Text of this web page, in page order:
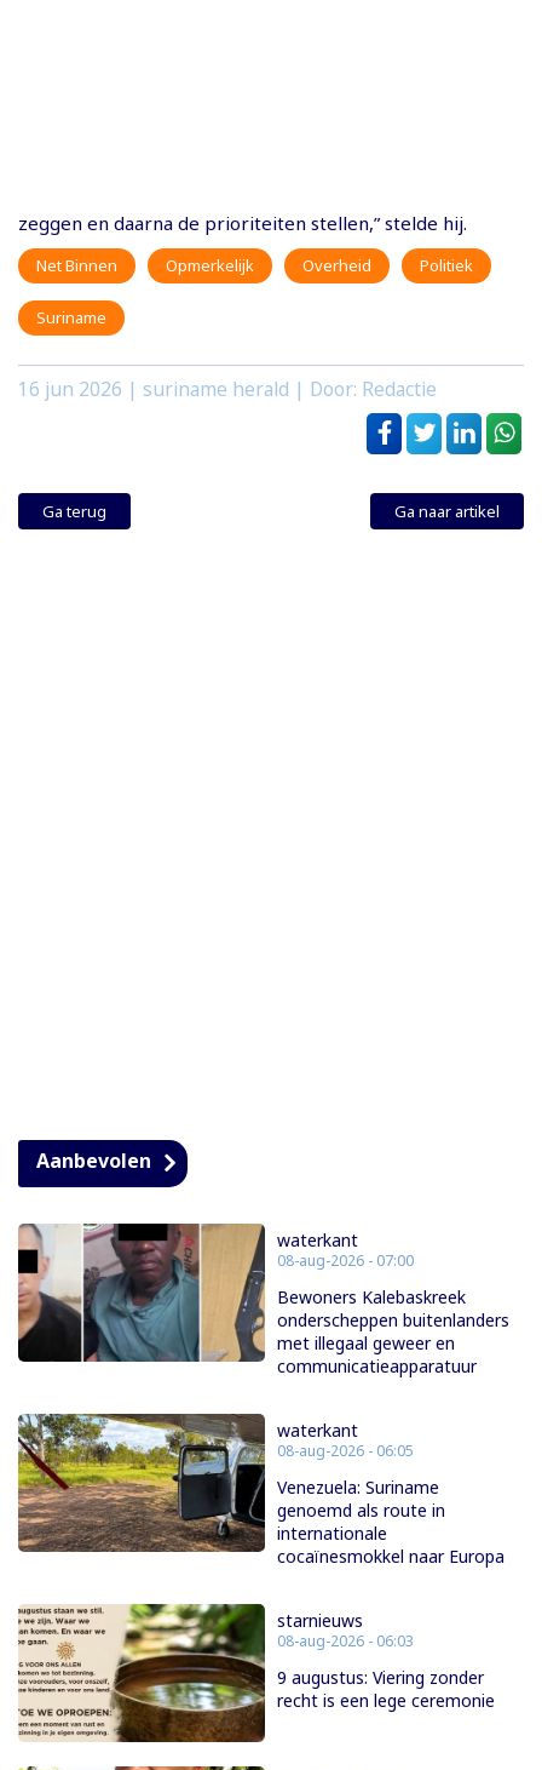
zeggen en daarna de prioriteiten stellen,” stelde hij.
Net Binnen Opmerkelijk Overheid Politiek
Suriname
16 jun 2026 | suriname herald | Door: Redactie
Ga terug Ga naar artikel
Aanbevolen
waterkant
08-aug-2026 - 07:00
Bewoners Kalebaskreek
onderscheppen buitenlanders
met illegaal geweer en
communicatieapparatuur
waterkant
08-aug-2026 - 06:05
Venezuela: Suriname
genoemd als route in
internationale
cocaïnesmokkel naar Europa
starnieuws
08-aug-2026 - 06:03
9 augustus: Viering zonder
recht is een lege ceremonie